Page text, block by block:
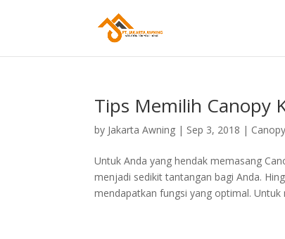
Tips Memilih Canopy
by Jakarta Awning | Sep 3, 2018 |
Untuk Anda yang hendak memasang
menjadi sedikit tantangan bagi Anda.
mendapatkan fungsi yang optimal. Untuk